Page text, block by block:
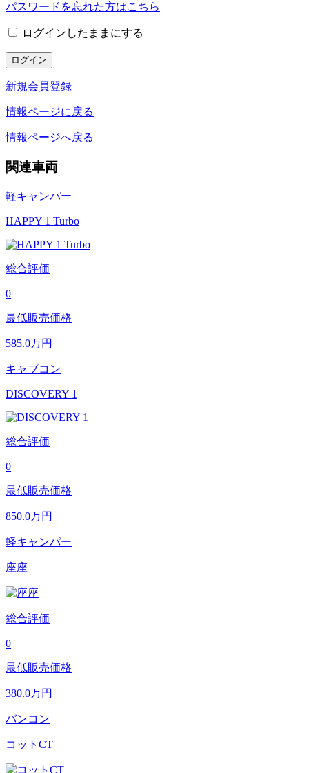
パスワードを忘れた方はこちら
ログインしたままにする
新規会員登録
情報ページに戻る
情報ページへ戻る
関連車両
軽キャンパー
HAPPY 1 Turbo
総合評価
0
最低販売価格
585.0万円
キャブコン
DISCOVERY 1
総合評価
0
最低販売価格
850.0万円
軽キャンパー
座座
総合評価
0
最低販売価格
380.0万円
バンコン
コットCT